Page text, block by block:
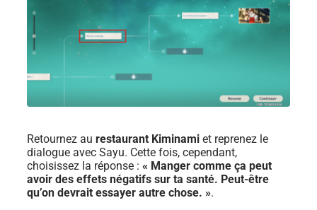
Retournez au restaurant Kiminami et reprenez le
dialogue avec Sayu. Cette fois, cependant,
choisissez la réponse : « Manger comme ça peut
avoir des effets négatifs sur ta santé. Peut-être
qu’on devrait essayer autre chose. ».